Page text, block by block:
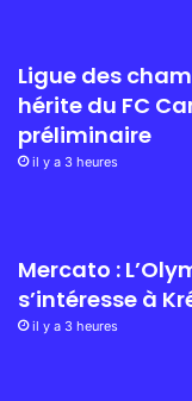
Ligue des
hérite du FC
préliminaire
il y a 3 heures
Mercato :
s’intéresse à
il y a 3 heures